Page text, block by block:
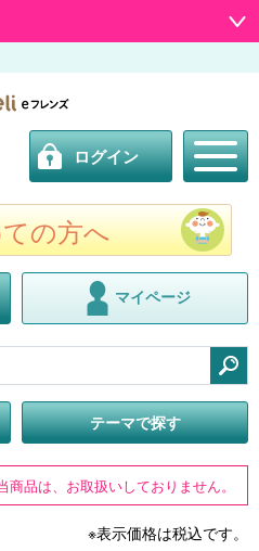
ログイン
の方へ
マイページ
テーマで探す
品は、お取扱いしておりません。
※表示価格は税込です。